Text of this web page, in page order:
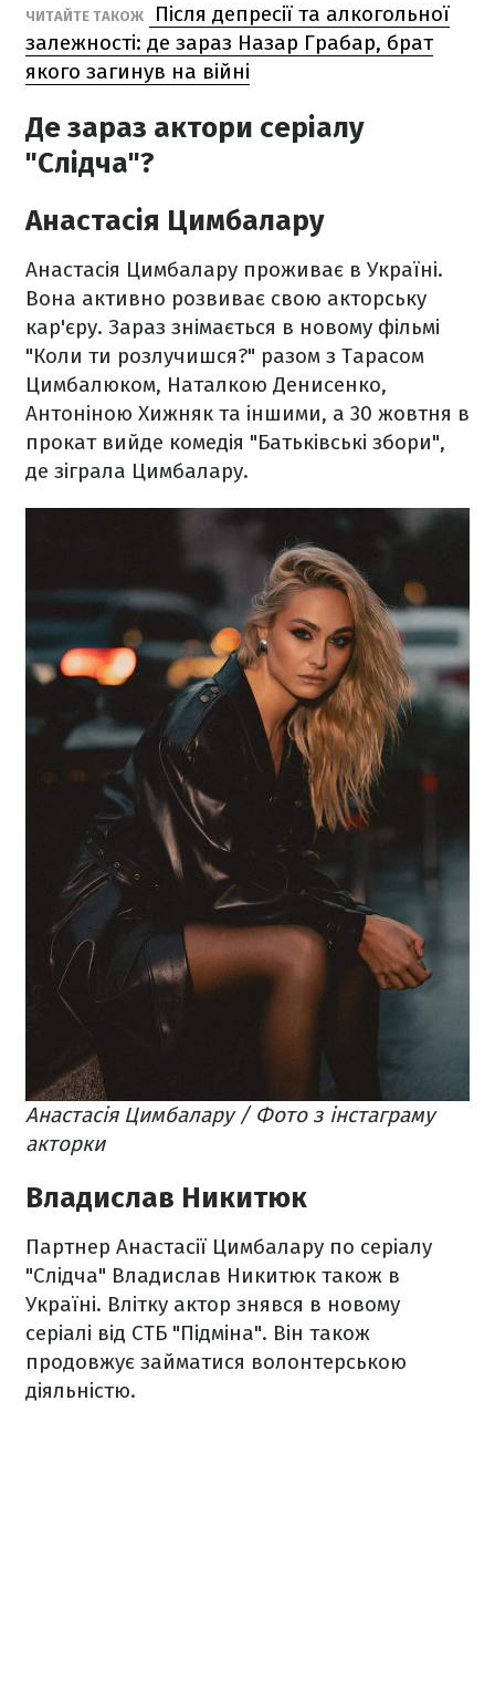
ЧИТАЙТЕ ТАКОЖ
Після депресії та алкогольної
залежності: де зараз Назар Грабар, брат
якого загинув на війні
Де зараз актори серіалу
"Слідча"?
Анастасія Цимбалару
Анастасія Цимбалару проживає в Україні.
Вона активно розвиває свою акторську
кар'єру. Зараз знімається в новому фільмі
"Коли ти розлучишся?" разом з Тарасом
Цимбалюком, Наталкою Денисенко,
Антоніною Хижняк та іншими, а 30 жовтня в
прокат вийде комедія "Батьківські збори",
де зіграла Цимбалару.
Анастасія Цимбалару / Фото з інстаграму
акторки
Владислав Никитюк
Партнер Анастасії Цимбалару по серіалу
"Слідча" Владислав Никитюк також в
Україні. Влітку актор знявся в новому
серіалі від СТБ "Підміна". Він також
продовжує займатися волонтерською
діяльністю.